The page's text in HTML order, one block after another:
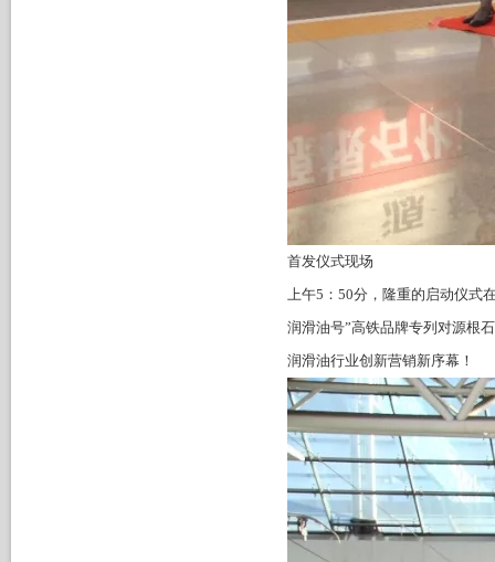
首发仪式现场
上午5：50分，隆重的启动仪式
润滑油号”高铁品牌专列对源根
润滑油行业创新营销新序幕！